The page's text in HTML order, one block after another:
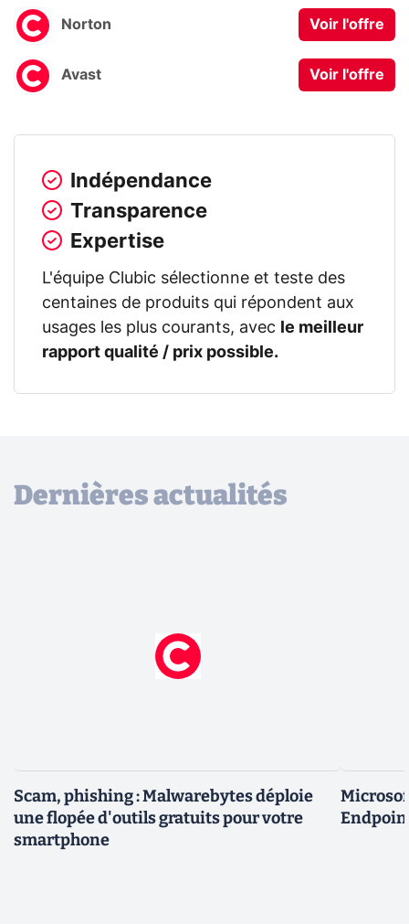
Norton Voir l'offre
Avast Voir l'offre
Indépendance
Transparence
Expertise
L'équipe Clubic sélectionne et teste des
centaines de produits qui répondent aux
usages les plus courants, avec
le meilleur
rapport qualité / prix possible.
Dernières actualités
Scam, phishing : Malwarebytes déploie
une flopée d'outils gratuits pour votre
smartphone